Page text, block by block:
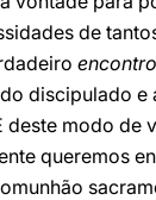
de
encontro
discipulado
modo
queremos